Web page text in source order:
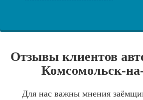
Отзывы клиентов
Комсомольск-
Для нас важны мнения